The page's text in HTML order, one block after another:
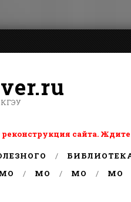
сайта. Ждите
MO MO MO